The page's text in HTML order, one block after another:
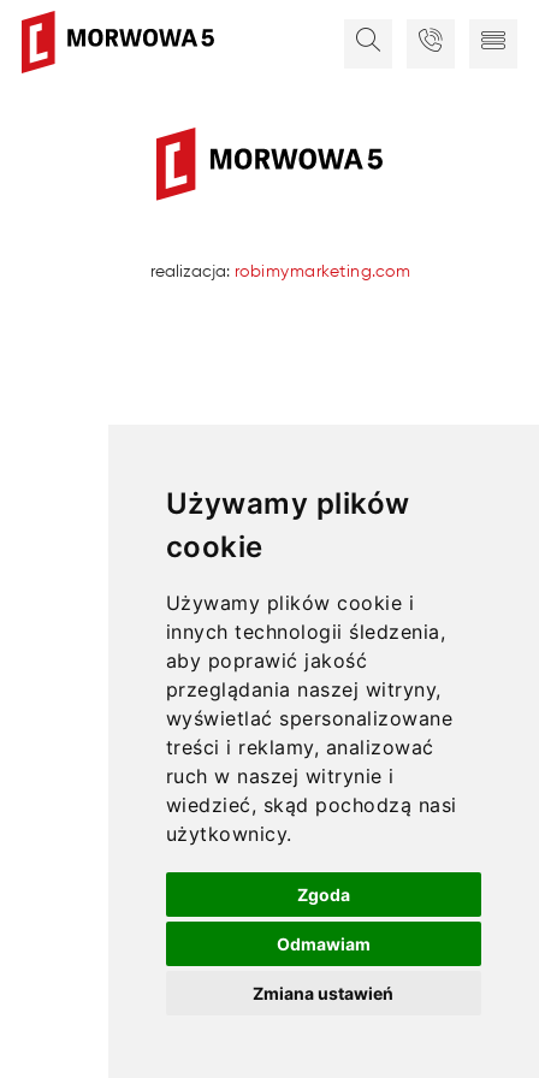
Używamy plików
cookie
Używamy plików cookie i
innych technologii śledzenia,
aby poprawić jakość
przeglądania naszej witryny,
wyświetlać spersonalizowane
treści i reklamy, analizować
ruch w naszej witrynie i
wiedzieć, skąd pochodzą nasi
użytkownicy.
Zgoda
Odmawiam
Zmiana ustawień
realizacja: robimymarketing.com